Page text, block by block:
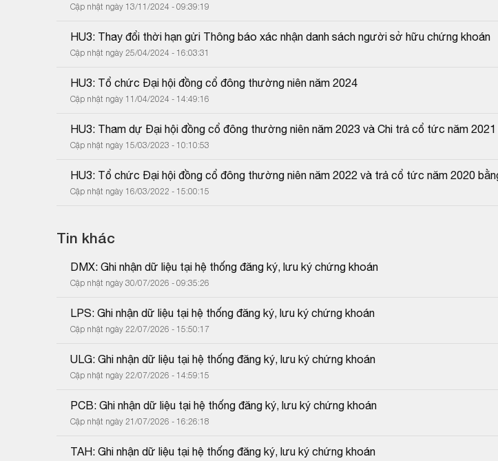
Cập nhật ngày 13/11/2024 - 09:39:19
HU3: Thay đổi thời hạn gửi Thông báo xác nhận danh sách người sở hữu chứng khoán
Cập nhật ngày 25/04/2024 - 16:03:31
HU3: Tổ chức Đại hội đồng cổ đông thường niên năm 2024
Cập nhật ngày 11/04/2024 - 14:49:16
HU3: Tham dự Đại hội đồng cổ đông thường niên năm 2023 và Chi trả cổ tức năm
Cập nhật ngày 15/03/2023 - 10:10:53
HU3: Tổ chức Đại hội đồng cổ đông thường niên năm 2022 và trả cổ tức năm 2020
Cập nhật ngày 16/03/2022 - 15:00:15
Tin khác
DMX: Ghi nhận dữ liệu tại hệ thống đăng ký, lưu ký chứng khoán
Cập nhật ngày 30/07/2026 - 09:35:26
LPS: Ghi nhận dữ liệu tại hệ thống đăng ký, lưu ký chứng khoán
Cập nhật ngày 22/07/2026 - 15:50:17
ULG: Ghi nhận dữ liệu tại hệ thống đăng ký, lưu ký chứng khoán
Cập nhật ngày 22/07/2026 - 14:59:15
PCB: Ghi nhận dữ liệu tại hệ thống đăng ký, lưu ký chứng khoán
Cập nhật ngày 21/07/2026 - 16:26:18
TAH: Ghi nhận dữ liệu tại hệ thống đăng ký, lưu ký chứng khoán